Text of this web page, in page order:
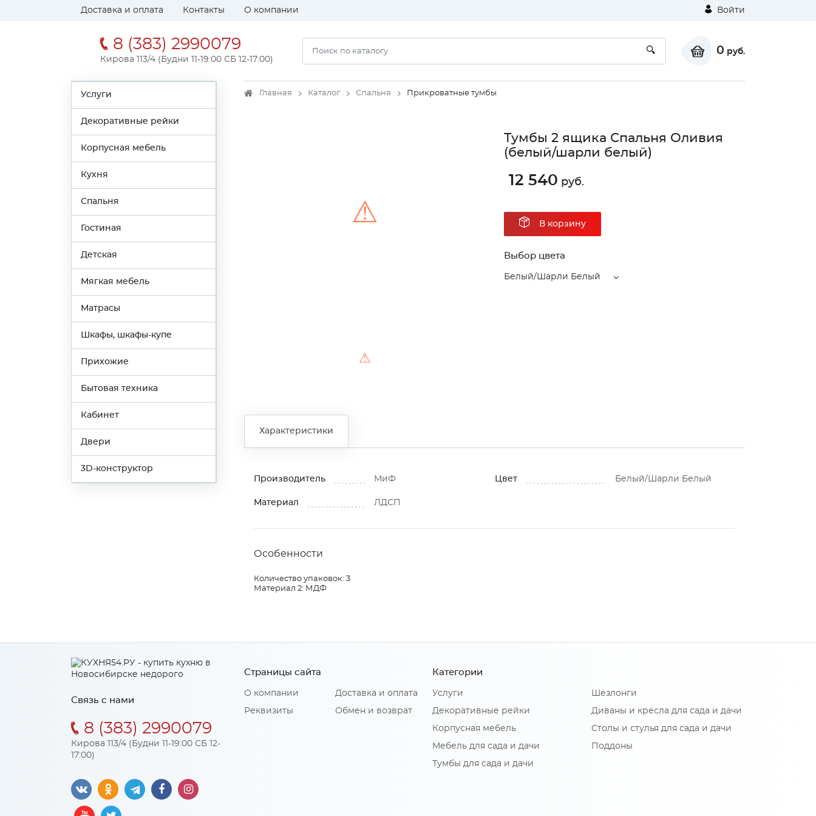
Доставка и оплата Контакты О компании Войти
8 (383) 2990079
Кирова 113/4 (Будни 11-19:00 СБ 12-17:00)
0 руб.
Услуги
Декоративные рейки
Корпусная мебель
Кухня
Спальня
Гостиная
Детская
Мягкая мебель
Матрасы
Шкафы, шкафы-купе
Прихожие
Бытовая техника
Кабинет
Двери
3D-конструктор
Главная Каталог Спальня Прикроватные тумбы
⚠
⚠
Тумбы 2 ящика Спальня Оливия
(белый/шарли белый)
12 540 руб.
В корзину
Выбор цвета
Белый/Шарли Белый
Характеристики
Производитель МиФ Цвет Белый/Шарли Белый
Материал ЛДСП
Особенности
Количество упаковок: 3
Материал 2: МДФ
Связь с нами
8 (383) 2990079
Кирова 113/4 (Будни 11-19:00 СБ 12-
17:00)
Страницы сайта
О компании
Реквизиты
Доставка и оплата
Обмен и возврат
Категории
Услуги
Декоративные рейки
Корпусная мебель
Мебель для сада и дачи
Тумбы для сада и дачи
Шезлонги
Диваны и кресла для сада и дачи
Столы и стулья для сада и дачи
Поддоны